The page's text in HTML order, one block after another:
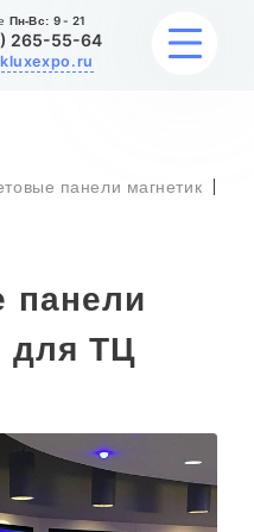
Пн-Вс: 9 - 21
265-55-64
панели магнетик
панели
для ТЦ